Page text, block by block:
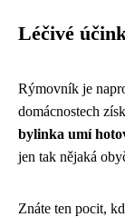
Léčivé
Rýmovník je
domácnostech
bylinka umí
jen tak nějaká
Znáte ten pocit,